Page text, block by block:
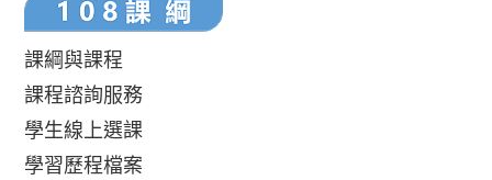
課綱與課程
課程諮詢服務
學生線上選課
學習歷程檔案